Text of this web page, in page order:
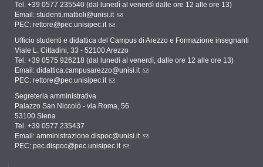
Tel. +39 0577 235540 (dal lunedì al venerdì dalle ore 12 alle ore 13)
Email: studenti.mattioli@unisi.it
PEC: rettore@pec.unisipec.it
Ufficio studenti e didattica del Campus di Arezzo e Formazione insegnanti
Viale L. Cittadini, 33 - 52100 Arezzo
Tel. +39 0575 926218 (dal lunedì al venerdì, dalle ore 12 alle ore 13)
Email: didattica.campusarezzo@unisi.it
PEC: rettore@pec.unisipec.it
Segreteria amministrativa
Palazzo San Niccolò - via Roma, 56
53100 Siena
Tel. +39 0577 235437
Email: amministrazione.dispoc@unisi.it
PEC: pec.dispoc@pec.unisipec.it